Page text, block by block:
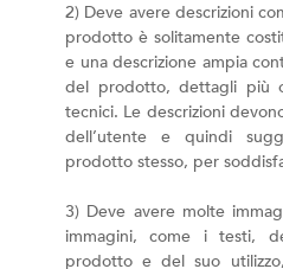
2) Deve avere descrizioni
prodotto è solitamente
e una descrizione ampia
del prodotto, dettagli più
tecnici. Le descrizioni
dell’utente e quindi
prodotto stesso, per
3) Deve avere molte
immagini, come i testi,
prodotto e del suo